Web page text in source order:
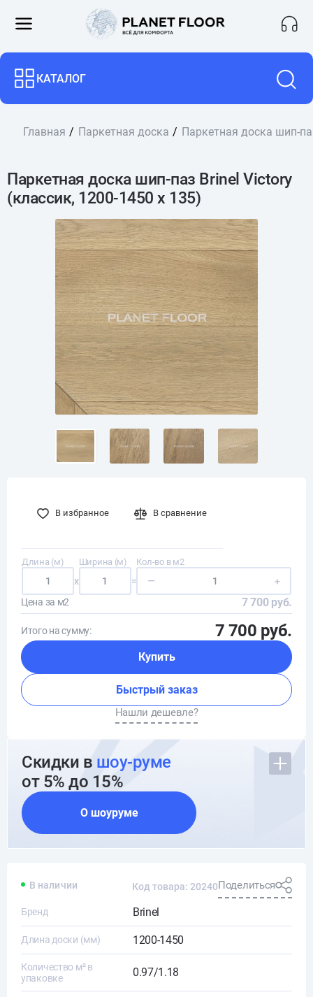
КАТАЛОГ
Главная Паркетная доска Паркетная доска шип-
Паркетная доска шип-паз Brinel Victory
(классик, 1200-1450 х 135)
В избранное В сравнение
Длина (м)
x
Ширина (м)
=
Кол-во в м2
—
+
Цена за м2
7 700 руб.
Итого на сумму: 7 700 руб.
Купить
Быстрый заказ
Нашли дешевле?
Скидки в шоу-руме
от 5% до 15%
О шоуруме
В наличии Код товара: 20240Поделиться
Бренд Brinel
Длина доски (мм) 1200-1450
Количество м² в
упаковке
0.97/1.18